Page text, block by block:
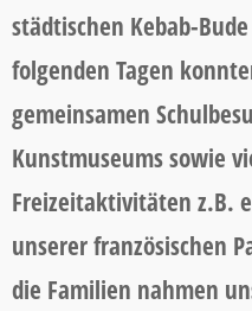
städtischen Kebab-
folgenden Tagen
gemeinsamen
Kunstmuseums sowie
Freizeitaktivitäten z.B.
unserer französischen
die Familien nahmen